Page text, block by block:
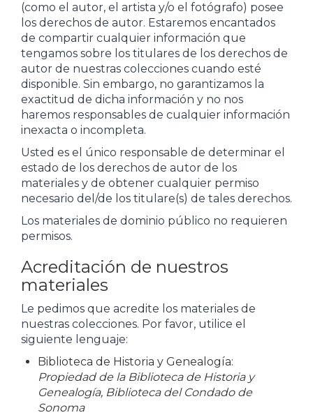
(como el autor, el artista y/o el fotógrafo) posee
los derechos de autor. Estaremos encantados
de compartir cualquier información que
tengamos sobre los titulares de los derechos de
autor de nuestras colecciones cuando esté
disponible. Sin embargo, no garantizamos la
exactitud de dicha información y no nos
haremos responsables de cualquier información
inexacta o incompleta.
Usted es el único responsable de determinar el
estado de los derechos de autor de los
materiales y de obtener cualquier permiso
necesario del/de los titulare(s) de tales derechos.
Los materiales de dominio público no requieren
permisos.
Acreditación de nuestros
materiales
Le pedimos que acredite los materiales de
nuestras colecciones. Por favor, utilice el
siguiente lenguaje:
Biblioteca de Historia y Genealogía:
Propiedad de la Biblioteca de Historia y
Genealogía, Biblioteca del Condado de
Sonoma